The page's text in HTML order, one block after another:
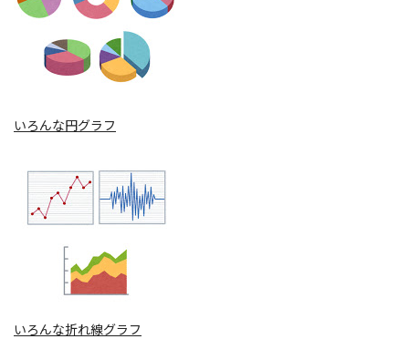
いろんな円グラフ
いろんな折れ線グラフ